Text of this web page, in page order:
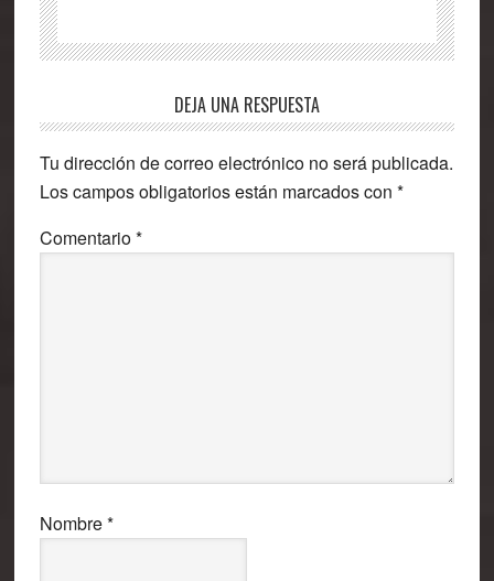
Interacciones
con
los
lectores
DEJA UNA RESPUESTA
Tu dirección de correo electrónico no será publicada.
Los campos obligatorios están marcados con *
Comentario*
Nombre*